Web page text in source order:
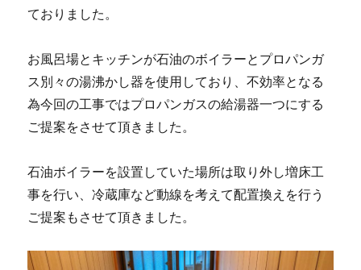
ておりました。
お風呂場とキッチンが石油のボイラーとプロパンガ
ス別々の湯沸かし器を使用しており、不効率となる
為今回の工事ではプロパンガスの給湯器一つにする
ご提案をさせて頂きました。
石油ボイラーを設置していた場所は取り外し増床工
事を行い、冷蔵庫など動線を考えて配置換えを行う
ご提案もさせて頂きました。